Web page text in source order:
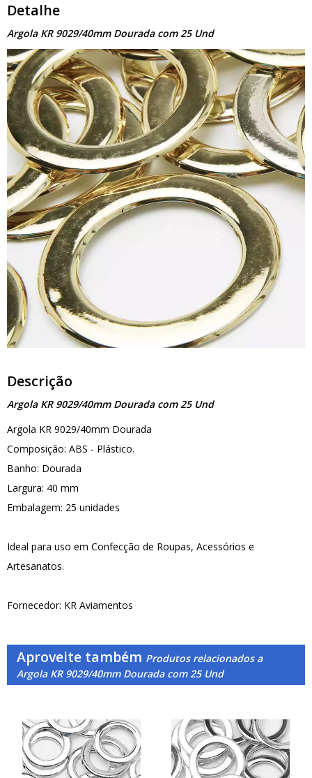
Detalhe
Argola KR 9029/40mm Dourada com 25 Und
Descrição
Argola KR 9029/40mm Dourada com 25 Und
Argola KR 9029/40mm Dourada
Composição: ABS - Plástico.
Banho: Dourada
Largura: 40 mm
Embalagem: 25 unidades
Ideal para uso em Confecção de Roupas, Acessórios e
Artesanatos.
Fornecedor: KR Aviamentos
Aproveite também Produtos relacionados a
Argola KR 9029/40mm Dourada com 25 Und